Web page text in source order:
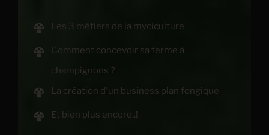
Les 3 métiers de la myciculture
Comment concevoir sa ferme à
champignons ?
La création d'un business plan fongique
Et bien plus encore..!